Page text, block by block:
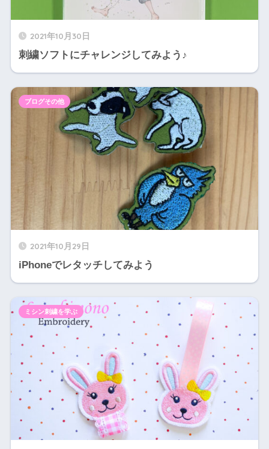
2021年10月30日
刺繍ソフトにチャレンジしてみよう♪
2021年10月29日
iPhoneでレタッチしてみよう
ブログその他
ミシン刺繍を学ぶ